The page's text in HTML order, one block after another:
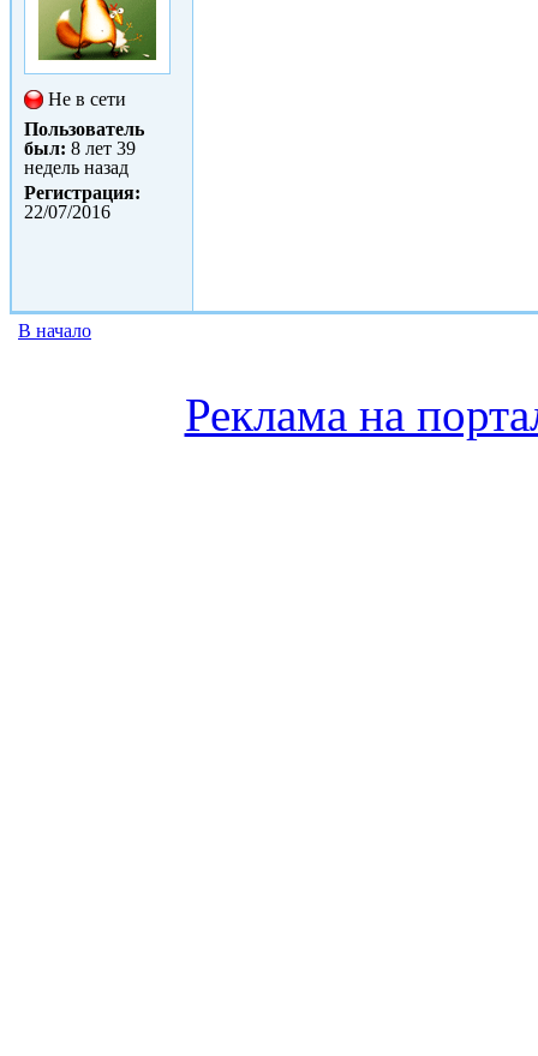
Не в сети
Пользователь
был: 8 лет 39
недель назад
Регистрация:
22/07/2016
В начало
Реклама на